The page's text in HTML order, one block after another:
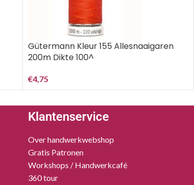
Gütermann Kleur 155 Allesnaaigaren
200m Dikte 100^
€4,75
Klantenservice
Over handwerkwebshop
Gratis Patronen
Workshops / Handwerkcafé
360 tour